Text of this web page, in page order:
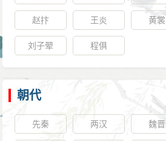
赵抃 王炎 黄裳
刘子翚 程俱
朝代
先秦 两汉 魏晋